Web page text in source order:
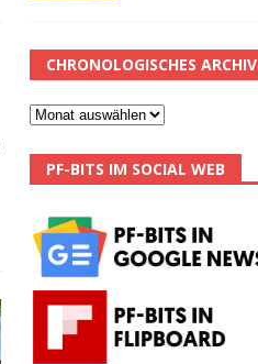
CHRONOLOGISCHES ARCHIV
PF-BITS IM SOCIAL WEB